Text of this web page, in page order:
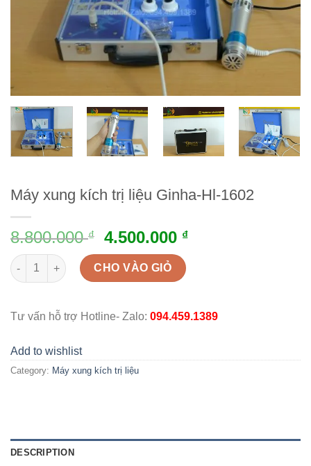
Máy xung kích trị liệu Ginha-Hl-1602
8.800.000₫ 4.500.000 ₫
Máy xung kích trị liệu Ginha-Hl-1602 quantity
CHO VÀO GIỎ
Tư vấn hỗ trợ Hotline- Zalo: 094.459.1389
Add to wishlist
Category: Máy xung kích trị liệu
DESCRIPTION